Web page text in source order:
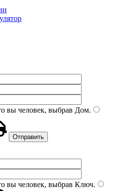
вы человек, выбрав Дом.
вы человек, выбрав Ключ.